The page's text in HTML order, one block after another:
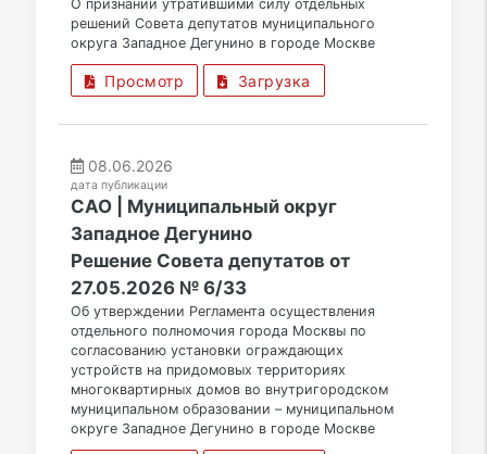
О признании утратившими силу отдельных
решений Совета депутатов муниципального
округа Западное Дегунино в городе Москве
Просмотр Загрузка
08.06.2026
дата публикации
САО | Муниципальный округ
Западное Дегунино
Решение Совета депутатов от
27.05.2026 № 6/33
Об утверждении Регламента осуществления
отдельного полномочия города Москвы по
согласованию установки ограждающих
устройств на придомовых территориях
многоквартирных домов во внутригородском
муниципальном образовании – муниципальном
округе Западное Дегунино в городе Москве